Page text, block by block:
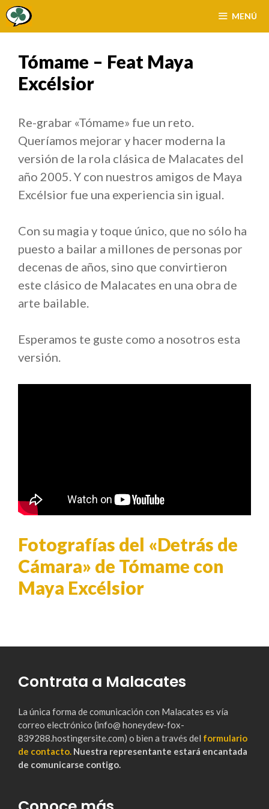
Saltar
MENÚ
Tómame – Feat Maya
Excélsior
Re-grabar «Tómame» fue un reto.
Queríamos mejorar y hacer moderna la
versión de la rola clásica de Malacates del
año 2005. Y con nuestros amigos de Maya
Excélsior fue una experiencia sin igual.
Con su magia y toque único, que no sólo ha
puesto a bailar a millones de personas por
decenas de años, sino que convirtieron
este clásico de Malacates en una obra de
arte bailable.
Esperamos te guste como a nosotros esta
versión.
Fotografías del «Detrás de
Cámara» de Tómame con
Maya Excélsior
Contrata a Malacates
La única forma de comunicación con Malacates es vía
correo electrónico (info@ honeydew-fox-
839288.hostingersite.com) o bien a través del formulario
de contacto. Nuestra representante estará encantada
de comunicarse contigo.